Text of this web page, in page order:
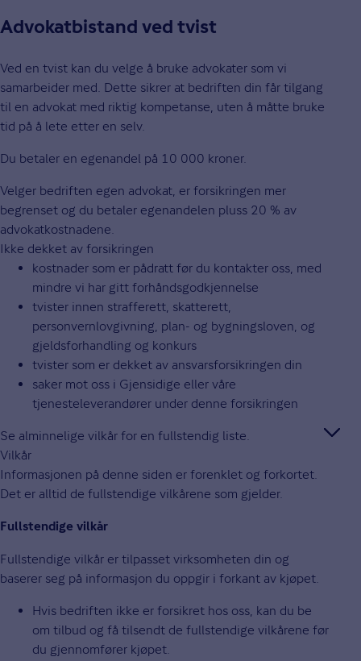
Advokatbistand ved tvist
Ved en tvist kan du velge å bruke advokater som vi
samarbeider med. Dette sikrer at bedriften din får tilgang
til en advokat med riktig kompetanse, uten å måtte bruke
tid på å lete etter en selv.
Du betaler en egenandel på 10 000 kroner.
Velger bedriften egen advokat, er forsikringen mer
begrenset og du betaler egenandelen pluss 20 % av
advokatkostnadene.
Ikke dekket av forsikringen
kostnader som er pådratt før du kontakter oss, med
mindre vi har gitt forhåndsgodkjennelse
tvister innen strafferett, skatterett,
personvernlovgivning, plan- og bygningsloven, og
gjeldsforhandling og konkurs
tvister som er dekket av ansvarsforsikringen din
saker mot oss i Gjensidige eller våre
tjenesteleverandører under denne forsikringen
Se alminnelige vilkår for en fullstendig liste.
Vilkår
Informasjonen på denne siden er forenklet og forkortet.
Det er alltid de fullstendige vilkårene som gjelder.
Fullstendige vilkår
Fullstendige vilkår er tilpasset virksomheten din og
baserer seg på informasjon du oppgir i forkant av kjøpet.
Hvis bedriften ikke er forsikret hos oss, kan du be
om tilbud og få tilsendt de fullstendige vilkårene før
du gjennomfører kjøpet.